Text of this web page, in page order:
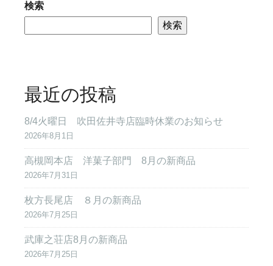
検索
検索
最近の投稿
8/4火曜日 吹田佐井寺店臨時休業のお知らせ
2026年8月1日
高槻岡本店 洋菓子部門 8月の新商品
2026年7月31日
枚方長尾店 ８月の新商品
2026年7月25日
武庫之荘店8月の新商品
2026年7月25日